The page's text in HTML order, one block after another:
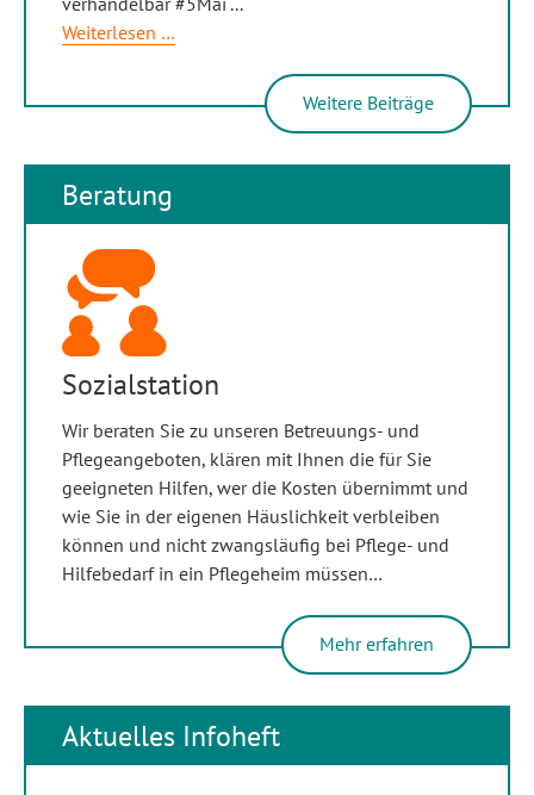
Weiterlesen …
Weitere Beiträge
Beratung
Sozialstation
Wir beraten Sie zu unseren Betreuungs- und
Pflegeangeboten, klären mit Ihnen die für Sie
geeigneten Hilfen, wer die Kosten übernimmt und
wie Sie in der eigenen Häuslichkeit verbleiben
können und nicht zwangsläufig bei Pflege- und
Hilfebedarf in ein Pflegeheim müssen…
Mehr erfahren
Aktuelles Infoheft